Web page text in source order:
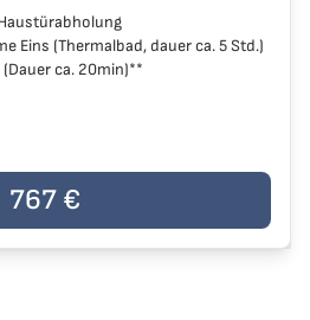
Eins (Thermalbad, dauer ca. 5 Std.)
ca. 20min)**
767 €
767 €